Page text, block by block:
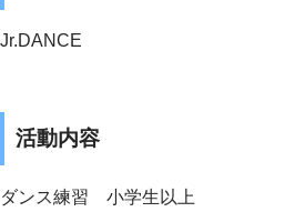
Jr.DANCE
活動内容
ダンス練習 小学生以上